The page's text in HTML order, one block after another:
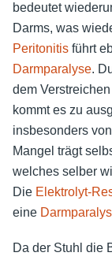
bedeutet
Darms, was
Peritonitis führt
Darmparalyse.
dem
kommt es zu
insbesonders von
Mangel trägt
welches selber
Die Elektrolyt-
eine
Da der Stuhl die